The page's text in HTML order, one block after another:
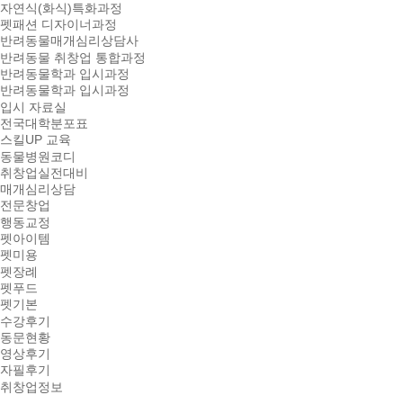
자연식(화식)특화과정
펫패션 디자이너과정
반려동물매개심리상담사
반려동물 취창업 통합과정
반려동물학과 입시과정
반려동물학과 입시과정
입시 자료실
전국대학분포표
스킬UP 교육
동물병원코디
취창업실전대비
매개심리상담
전문창업
행동교정
펫아이템
펫미용
펫장례
펫푸드
펫기본
수강후기
동문현황
영상후기
자필후기
취창업정보